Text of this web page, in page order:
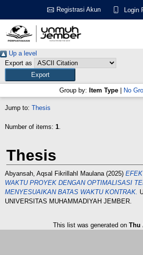
Registrasi Akun Login
Up a level
Export as
Group by: Item Type No
Jump to: Thesis
Number of items: 1.
Thesis
Abyansah, Aqsal FikrillahI Maulana(2025)
WAKTU PROYEK DENGAN OPTIMALISASI
MENYESUAIKAN BATAS WAKTU KONTRAK.
UNIVERSITAS MUHAMMADIYAH JEMBER.
This list was generated on Thu